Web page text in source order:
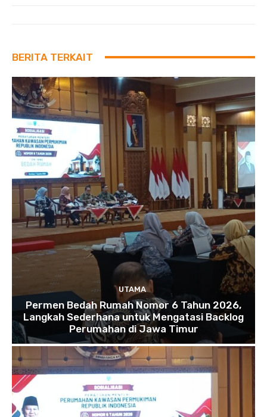
BERITA TERKAIT
UTAMA
Permen Bedah Rumah Nomor 6 Tahun 2026,
Langkah Sederhana untuk Mengatasi Backlog
Perumahan di Jawa Timur